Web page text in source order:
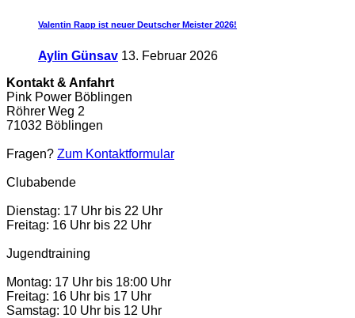
Valentin Rapp ist neuer Deutscher Meister 2026!
Aylin Günsav 13. Februar 2026
Kontakt & Anfahrt
Pink Power Böblingen
Röhrer Weg 2
71032 Böblingen
Fragen? Zum Kontaktformular
Clubabende
Dienstag: 17 Uhr bis 22 Uhr
Freitag: 16 Uhr bis 22 Uhr
Jugendtraining
Montag: 17 Uhr bis 18:00 Uhr
Freitag: 16 Uhr bis 17 Uhr
Samstag: 10 Uhr bis 12 Uhr